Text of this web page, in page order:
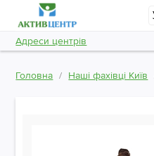
Адреси центрів
Головна Наші фахівці Київ